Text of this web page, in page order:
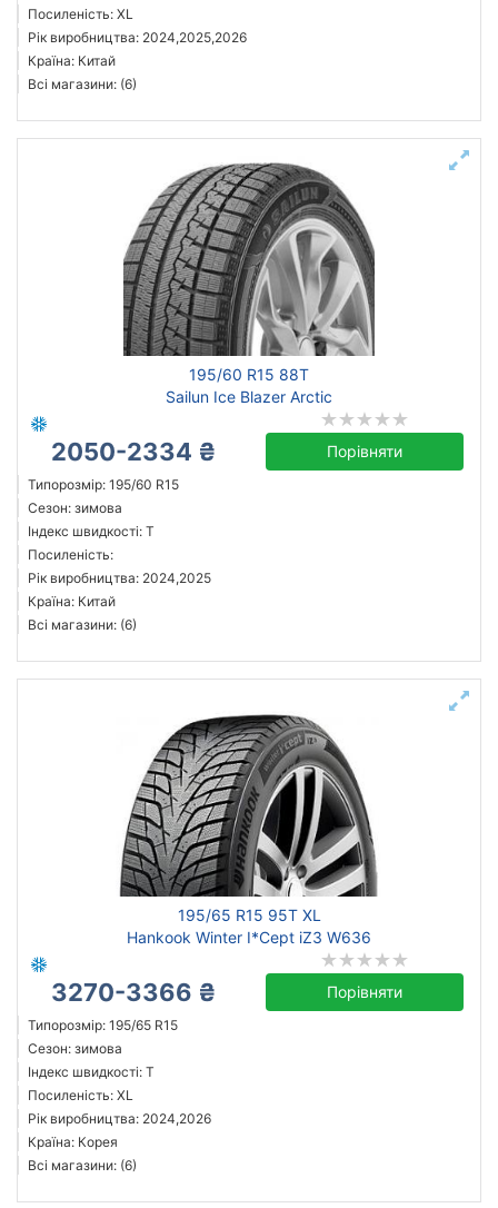
Посиленість: XL
Рік виробництва: 2024,2025,2026
Країна: Китай
Всі магазини: (6)
195/60 R15 88T
Sailun Ice Blazer Arctic
2050-2334 ₴ Порівняти
Типорозмір: 195/60 R15
Сезон: зимова
Індекс швидкості: T
Посиленість:
Рік виробництва: 2024,2025
Країна: Китай
Всі магазини: (6)
195/65 R15 95T XL
Hankook Winter I*Cept iZ3 W636
3270-3366 ₴ Порівняти
Типорозмір: 195/65 R15
Сезон: зимова
Індекс швидкості: T
Посиленість: XL
Рік виробництва: 2024,2026
Країна: Корея
Всі магазини: (6)